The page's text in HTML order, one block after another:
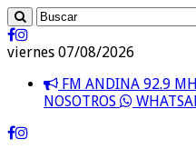
viernes 07/08/2026
FM ANDINA 92.9
NOSOTROS